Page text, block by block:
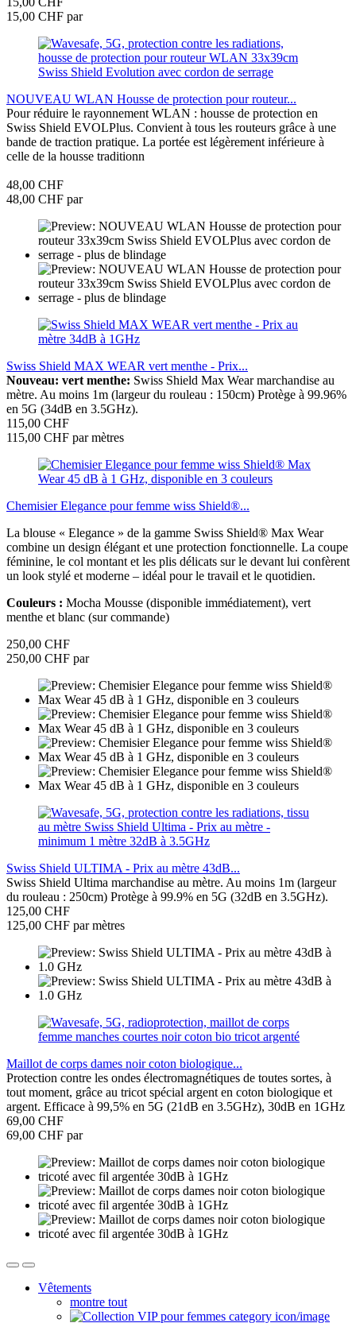
15,00 CHF par
NOUVEAU WLAN Housse de protection pour routeur...
Pour réduire le rayonnement WLAN : housse de protection en
Swiss Shield EVOLPlus. Convient à tous les routeurs grâce à une
bande de traction pratique. La portée est légèrement inférieure à
celle de la housse traditionn
48,00 CHF
48,00 CHF par
Swiss Shield MAX WEAR vert menthe - Prix...
Nouveau: vert menthe: Swiss Shield Max Wear marchandise au
mètre. Au moins 1m (largeur du rouleau : 150cm) Protège à 99.96%
en 5G (34dB en 3.5GHz).
115,00 CHF
115,00 CHF par mètres
Chemisier Elegance pour femme wiss Shield®...
La blouse « Elegance » de la gamme Swiss Shield® Max Wear
combine un design élégant et une protection fonctionnelle. La coupe
féminine, le col montant et les plis délicats sur le devant lui confèrent
un look stylé et moderne – idéal pour le travail et le quotidien.
Couleurs : Mocha Mousse (disponible immédiatement), vert
menthe et blanc (sur commande)
250,00 CHF
250,00 CHF par
Swiss Shield ULTIMA - Prix au mètre 43dB...
Swiss Shield Ultima marchandise au mètre. Au moins 1m (largeur
du rouleau : 250cm) Protège à 99.9% en 5G (32dB en 3.5GHz).
125,00 CHF
125,00 CHF par mètres
Maillot de corps dames noir coton biologique...
Protection contre les ondes électromagnétiques de toutes sortes, à
tout moment, grâce au tricot spécial argent en coton biologique et
argent. Efficace à 99,5% en 5G (21dB en 3.5GHz), 30dB en 1GHz
69,00 CHF
69,00 CHF par
Vêtements
montre tout